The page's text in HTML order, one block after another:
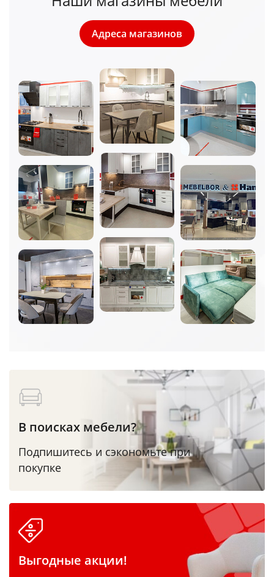
Адреса магазинов
В поисках мебели?
Подпишитесь и сэкономьте при
покупке
Выгодные акции!